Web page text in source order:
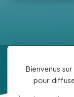
Bienvenus
pour